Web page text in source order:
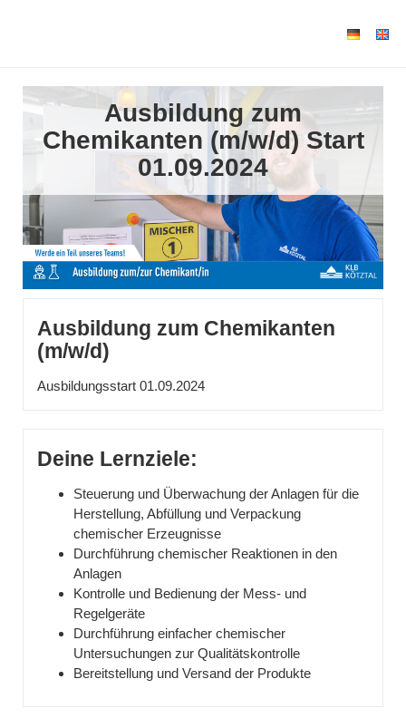
Ausbildung zum
Chemikanten (m/w/d) Start
01.09.2024
Ausbildung zum Chemikanten
(m/w/d)
Ausbildungsstart 01.09.2024
Deine Lernziele:
Steuerung und Überwachung der Anlagen für die
Herstellung, Abfüllung und Verpackung
chemischer Erzeugnisse
Durchführung chemischer Reaktionen in den
Anlagen
Kontrolle und Bedienung der Mess- und
Regelgeräte
Durchführung einfacher chemischer
Untersuchungen zur Qualitätskontrolle
Bereitstellung und Versand der Produkte